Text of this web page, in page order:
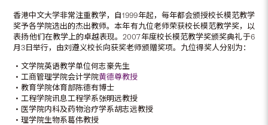
香港中文大学非常注重教学，自1999年起，每年都会颁授校长模范教学
奖予各学院选出的杰出教师。本年有九位老师荣获校长模范教学奖，以
表扬他们在教学上的卓越表现。2007年度校长模范教学奖颁奖典礼于6
月3日举行，由刘遵义校长向获奖老师颁赠奖项。九位得奖人分别为：
‧文学院英语教学单位何志豪先生
‧工商管理学院会计学院黄德尊教授
‧教育学院体育部陈德有博士
‧工程学院讯息工程学系张明远教授
‧医学院内科及药物治疗学系胡志远教授
‧理学院生物系葛伟教授